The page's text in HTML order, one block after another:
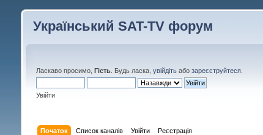
Український SAT-TV форум
Ласкаво просимо, Гість. Будь ласка, увійдітьабо зареєструйтеся.
Увійти
Початок Список каналів Увійти Реєстрація